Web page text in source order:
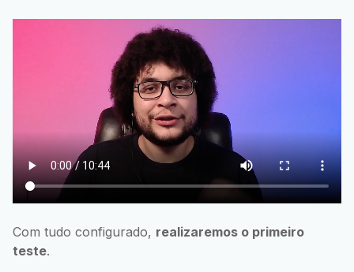
Com tudo configurado, realizaremos o primeiro
teste.